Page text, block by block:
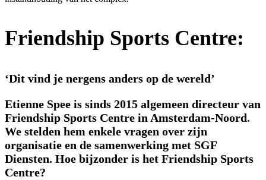
Friendship Sports Centre:
‘Dit vind je nergens anders op de wereld’
Etienne Spee is sinds 2015 algemeen directeur van
Friendship Sports Centre in Amsterdam-Noord.
We stelden hem enkele vragen over zijn
organisatie en de samenwerking met SGF
Diensten. Hoe bijzonder is het Friendship Sports
Centre?